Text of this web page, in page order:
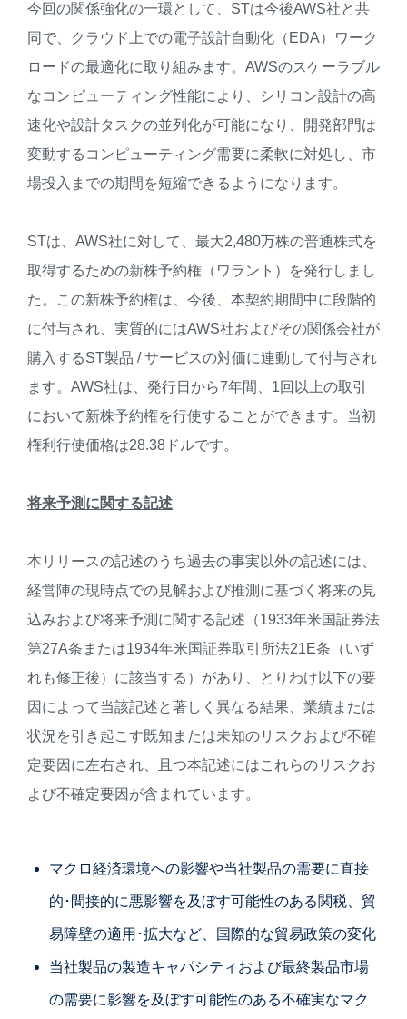
今回の関係強化の一環として、STは今後AWS社と共
同で、クラウド上での電子設計自動化（EDA）ワーク
ロードの最適化に取り組みます。AWSのスケーラブル
なコンピューティング性能により、シリコン設計の高
速化や設計タスクの並列化が可能になり、開発部門は
変動するコンピューティング需要に柔軟に対処し、市
場投入までの期間を短縮できるようになります。
STは、AWS社に対して、最大2,480万株の普通株式を
取得するための新株予約権（ワラント）を発行しまし
た。この新株予約権は、今後、本契約期間中に段階的
に付与され、実質的にはAWS社およびその関係会社が
購入するST製品 / サービスの対価に連動して付与され
ます。AWS社は、発行日から7年間、1回以上の取引
において新株予約権を行使することができます。当初
権利行使価格は28.38ドルです。
将来予測に関する記述
本リリースの記述のうち過去の事実以外の記述には、
経営陣の現時点での見解および推測に基づく将来の見
込みおよび将来予測に関する記述（1933年米国証券法
第27A条または1934年米国証券取引所法21E条（いず
れも修正後）に該当する）があり、とりわけ以下の要
因によって当該記述と著しく異なる結果、業績または
状況を引き起こす既知または未知のリスクおよび不確
定要因に左右され、且つ本記述にはこれらのリスクお
よび不確定要因が含まれています。
マクロ経済環境への影響や当社製品の需要に直接
的･間接的に悪影響を及ぼす可能性のある関税、貿
易障壁の適用･拡大など、国際的な貿易政策の変化
当社製品の製造キャパシティおよび最終製品市場
の需要に影響を及ぼす可能性のある不確実なマク